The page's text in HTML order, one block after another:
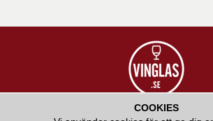
VÅR AMBITION ÄR ATT ERBJUDA HÖGKVALITATIV
COOKIES